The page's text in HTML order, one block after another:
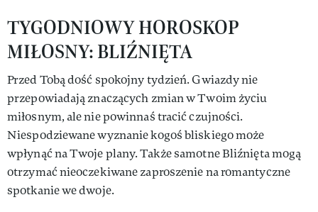
TYGODNIOWY HOROSKOP
MIŁOSNY: BLIŹNIĘTA
Przed Tobą dość spokojny tydzień. Gwiazdy nie
przepowiadają znaczących zmian w Twoim życiu
miłosnym, ale nie powinnaś tracić czujności.
Niespodziewane wyznanie kogoś bliskiego może
wpłynąć na Twoje plany. Także samotne Bliźnięta mogą
otrzymać nieoczekiwane zaproszenie na romantyczne
spotkanie we dwoje.